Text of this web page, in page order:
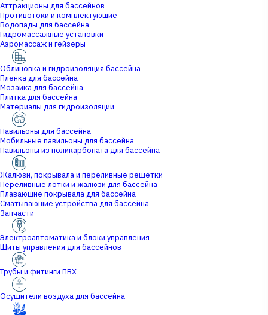
Аттракционы для бассейнов
Противотоки и комплектующие
Водопады для бассейна
Гидромассажные установки
Аэромассаж и гейзеры
Облицовка и гидроизоляция бассейна
Пленка для бассейна
Мозаика для бассейна
Плитка для бассейна
Материалы для гидроизоляции
Павильоны для бассейна
Мобильные павильоны для бассейна
Павильоны из поликарбоната для бассейна
Жалюзи, покрывала и переливные решетки
Переливные лотки и жалюзи для бассейна
Плавающие покрывала для бассейна
Сматывающие устройства для бассейна
Запчасти
Электроавтоматика и блоки управления
Щиты управления для бассейнов
Трубы и фитинги ПВХ
Осушители воздуха для бассейна